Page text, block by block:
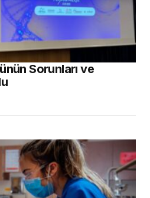
Sorunları ve